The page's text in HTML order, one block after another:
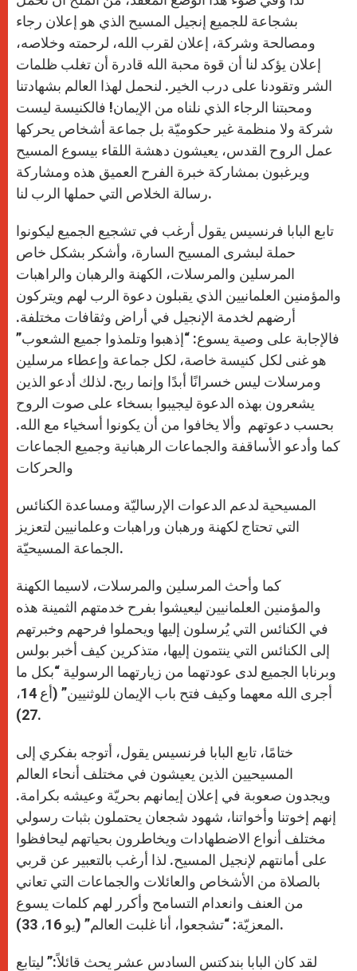
بشجاعة للجميع إنجيل المسيح الذي هو إعلان رجاء
ومصالحة وشركة، إعلان لقرب الله، لرحمته وخلاصه،
إعلان يؤكد لنا أن قوة محبة الله قادرة أن تغلب ظلمات
الشر وتقودنا على درب الخير. لنحمل لهذا العالم بشهادتنا
ومحبتنا الرجاء الذي نلناه من الإيمان! فالكنيسة ليست
شركة ولا منظمة غير حكوميّة بل جماعة أشخاص يحركها
عمل الروح القدس، يعيشون دهشة اللقاء بيسوع المسيح
ويرغبون بمشاركة خبرة الفرح العميق هذه ومشاركة
رسالة الخلاص التي حملها الرب لنا.
تابع البابا فرنسيس يقول أرغب في تشجيع الجميع ليكونوا
حملة لبشرى المسيح السارة، وأشكر بشكل خاص
المرسلين والمرسلات، الكهنة والرهبان والراهبات
والمؤمنين العلمانيين الذي يقبلون دعوة الرب لهم ويتركون
أرضهم لخدمة الإنجيل في أراض وثقافات مختلفة.
فالإجابة على وصية يسوع: “إذهبوا وتلمذوا جميع الشعوب”
هو غنى لكل كنيسة خاصة، لكل جماعة وإعطاء مرسلين
ومرسلات ليس خسرانًا أبدًا وإنما ربح. لذلك أدعو الذين
يشعرون بهذه الدعوة ليجيبوا بسخاء على صوت الروح
بحسب دعوتهم وألا يخافوا من أن يكونوا أسخياء مع الله.
كما وأدعو الأساقفة والجماعات الرهبانية وجميع الجماعات
والحركات
المسيحية لدعم الدعوات الإرساليّة ومساعدة الكنائس
التي تحتاج لكهنة ورهبان وراهبات وعلمانيين لتعزيز
الجماعة المسيحيّة.
كما وأحث المرسلين والمرسلات، لاسيما الكهنة
والمؤمنين العلمانيين ليعيشوا بفرح خدمتهم الثمينة هذه
في الكنائس التي يُرسلون إليها ويحملوا فرحهم وخبرتهم
إلى الكنائس التي ينتمون إليها، متذكرين كيف أخبر بولس
وبرنابا الجميع لدى عودتهما من زيارتهما الرسولية “بكل ما
أجرى الله معهما وكيف فتح باب الإيمان للوثنيين” (أع 14،
27).
ختامًا، تابع البابا فرنسيس يقول، أتوجه بفكري إلى
المسيحيين الذين يعيشون في مختلف أنحاء العالم
ويجدون صعوبة في إعلان إيمانهم بحريّة وعيشه بكرامة.
إنهم إخوتنا وأخواتنا، شهود شجعان يحتملون بثبات رسولي
مختلف أنواع الاضطهادات ويخاطرون بحياتهم ليحافظوا
على أمانتهم لإنجيل المسيح. لذا أرغب بالتعبير عن قربي
بالصلاة من الأشخاص والعائلات والجماعات التي تعاني
من العنف وانعدام التسامح وأكرر لهم كلمات يسوع
المعزيّة: “تشجعوا، أنا غلبت العالم” (يو 16، 33).
لقد كان البابا بندكتس السادس عشر يحث قائلاً:” ليتابع